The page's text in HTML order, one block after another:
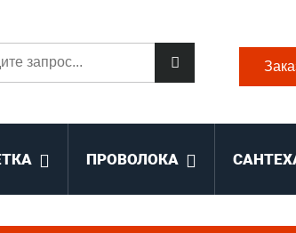
ПРОВОЛОКА